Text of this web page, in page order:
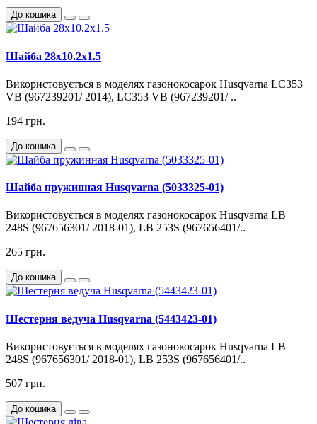
До кошика
Шайба 28x10.2x1.5
Використовується в моделях газонокосарок Husqvarna LC353
VB (967239201/ 2014), LC353 VB (967239201/ ..
194 грн.
До кошика
Шайба пружинная Husqvarna (5033325-01)
Використовується в моделях газонокосарок Husqvarna LB
248S (967656301/ 2018-01), LB 253S (967656401/..
265 грн.
До кошика
Шестерня ведуча Husqvarna (5443423-01)
Використовується в моделях газонокосарок Husqvarna LB
248S (967656301/ 2018-01), LB 253S (967656401/..
507 грн.
До кошика